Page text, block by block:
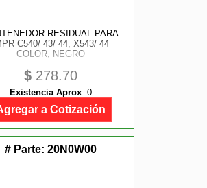
RESIDUAL PARA
C540/ 43/ 44, X543/ 44
COLOR, NEGRO
$ 278.70
Existencia Aprox: 0
a Cotización
# Parte: 20N0W00